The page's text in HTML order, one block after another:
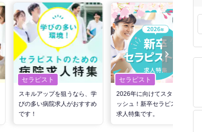
セラピスト
スキルアップを狙うなら、学
びの多い病院求人がおすすめ
です！
セラピスト
2026年に向けてスタートダ
ッシュ！新卒セラピスト向け
求人特集です。